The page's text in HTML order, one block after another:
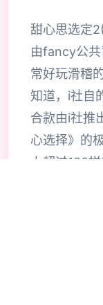
甜心思选定
由fancy公
常好玩滑稽
知道，i社自
合款由i社推
心选择》的
上超过130